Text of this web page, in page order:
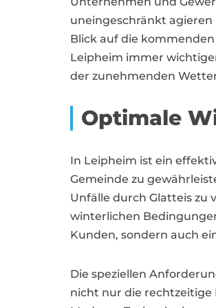
uneingeschränkt
Blick auf die
Leipheim immer
der zunehmenden
Optimale
In Leipheim ist ein
Gemeinde zu
Unfälle durch Glatteis zu
winterlichen
Kunden, sondern auch
Die speziellen
nicht nur die rechtzeitige